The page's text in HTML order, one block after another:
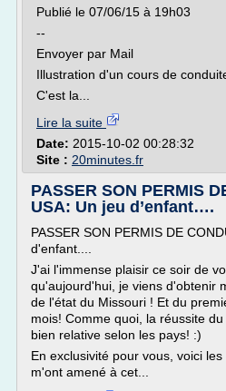
Publié le 07/06/15 à 19h03
--
Envoyer par Mail
Illustration d'un cours de
C'est la...
Lire la suite
Date: 2015-10-02 00:28:32
Site : 20minutes.fr
PASSER SON PERMIS
USA: Un jeu d’enfant….
PASSER SON PERMIS DE
d'enfant....
J'ai l'immense plaisir ce soir de
qu'aujourd'hui, je viens d'obtenir
de l'état du Missouri ! Et du
mois! Comme quoi, la réussite
bien relative selon les pays! :)
En exclusivité pour vous, voici
m'ont amené à cet...